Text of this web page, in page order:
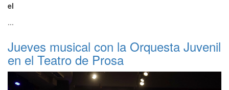
el
...
Jueves musical con la Orquesta Juvenil
en el Teatro de Prosa